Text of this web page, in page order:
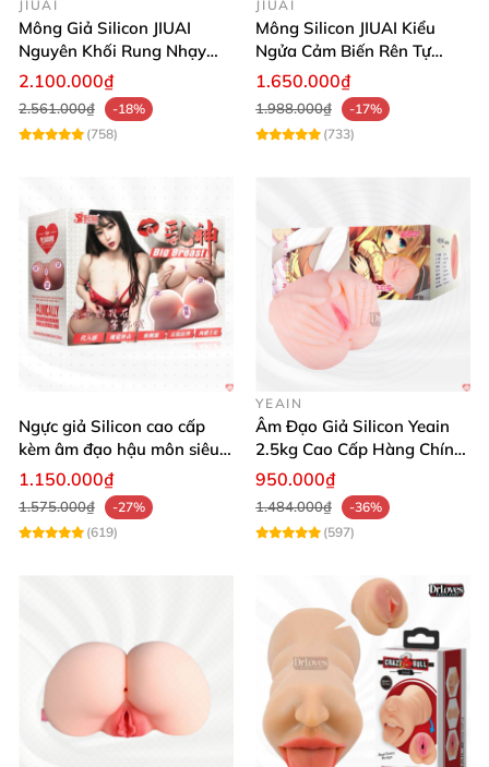
Thanh Tú
Đừng ngần ngại sở hữu ngay âm đạo giả hoa hồng
dạng mông siêu mềm mịn cao cấp USA để trải
nghiệm cảm giác thăng hoa, tự tin và hạnh phúc.
JIUAI
Mông Giả Silicon JIUAI
Nguyên Khối Rung Nhạy
Cảm Biến Siêu Thật
2.100.000₫
2.561.000₫
-18%
(758)
JIUAI
Mông Silicon JIUAI Kiểu
Ngửa Cảm Biến Rên Tự
Nhiên
1.650.000₫
1.988.000₫
-17%
(733)
Ngực giả Silicon cao cấp
kèm âm đạo hậu môn siêu
thật BIG BREAST
1.150.000₫
1.575.000₫
-27%
(619)
YEAIN
Âm Đạo Giả Silicon Yeain
2.5kg Cao Cấp Hàng Chính
Hãng
950.000₫
1.484.000₫
-36%
(597)